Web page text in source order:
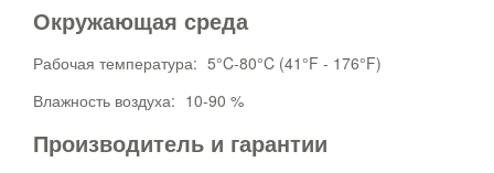
Окружающая среда
Рабочая температура: 5°C-80°C (41°F - 176°F)
Влажность воздуха: 10-90 %
Производитель и гарантии